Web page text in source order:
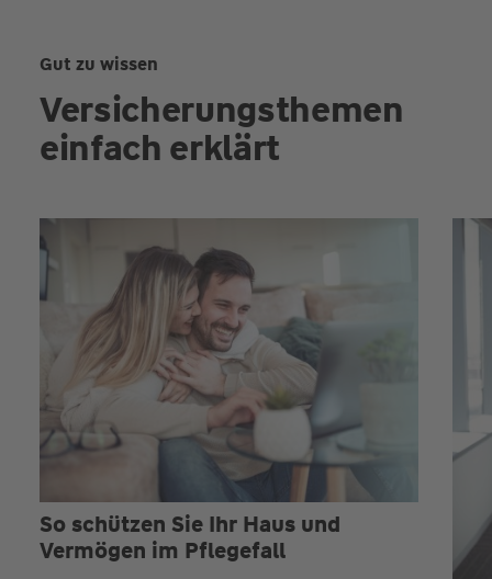
Gut zu wissen
Versicherungsthemen
einfach erklärt
So schützen Sie Ihr Haus und
Vermögen im Pflegefall